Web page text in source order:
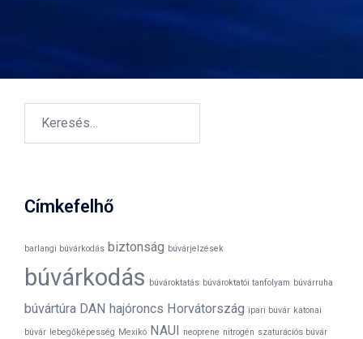
Címkefelhő
barlangi búvárkodás biztonság búvárjelzések
búvárkodás búvároktatás búvároktatói tanfolyam búvárruha
búvártúra DAN hajóroncs Horvátország ipari búvár katonai
búvár lebegőképesség Mexikó NAUI neoprene nitrogén szaturációs búvár